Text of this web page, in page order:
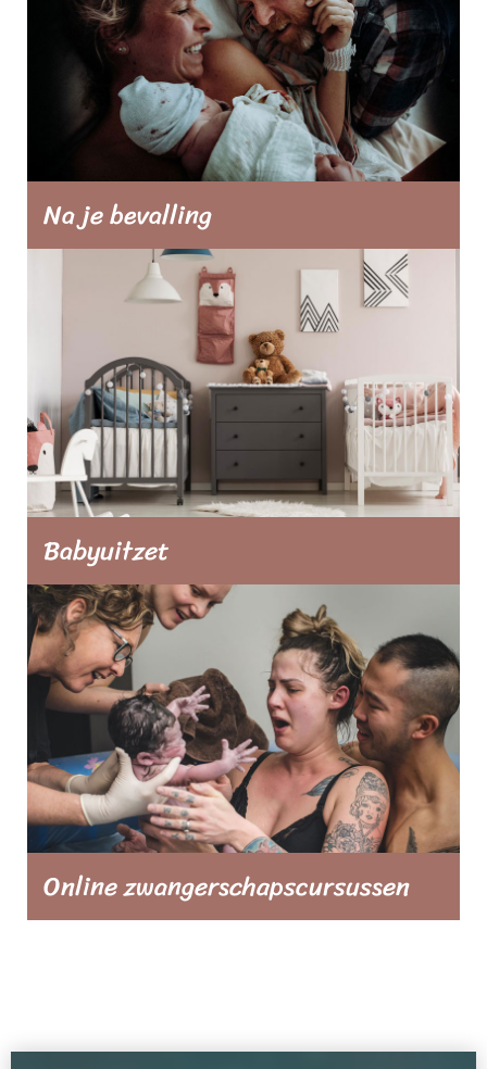
pijnbestrijding, medische ingrepen en tips
voor na de geboorte.
Gefeliciteerd, jullie baby is geboren. Een
enerverende periode komt eraan. Op deze
pagina’s lees je alles over jouw herstel,
wennen aan het ouderschap en natuurlijk
alles wat je wilt weten over je baby.
Na je bevalling
Van alles voor de babykamer tot luiers,
van kleding voor jou en je baby tot
handige draagdoeken. Jij bent volledig
voorbereid op de komst van jouw kindje
met behulp van onze artikelen over
babyuitzet.
Babyuitzet
twijfels en onzekerheden.
Online zwangerschapscursussen